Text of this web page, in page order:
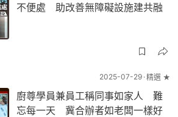
不便處 助改善無障礙設施建共融
2025-07-29 精選 ★
廚尊學員兼員工稱同事如家人 難
忘每一天 冀合辦者如老闆一樣好